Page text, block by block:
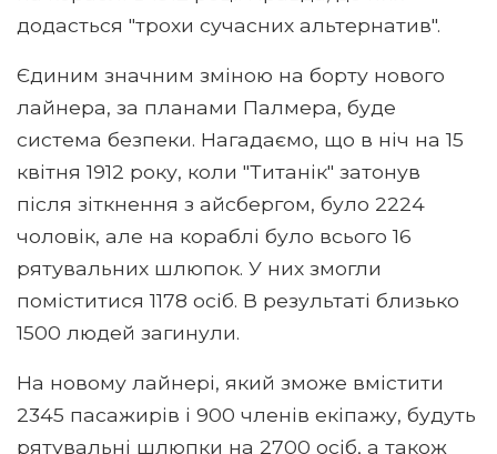
додасться "трохи сучасних альтернатив".
Єдиним значним зміною на борту нового
лайнера, за планами Палмера, буде
система безпеки. Нагадаємо, що в ніч на 15
квітня 1912 року, коли "Титанік" затонув
після зіткнення з айсбергом, було 2224
чоловік, але на кораблі було всього 16
рятувальних шлюпок. У них змогли
поміститися 1178 осіб. В результаті близько
1500 людей загинули.
На новому лайнері, який зможе вмістити
2345 пасажирів і 900 членів екіпажу, будуть
рятувальні шлюпки на 2700 осіб, а також